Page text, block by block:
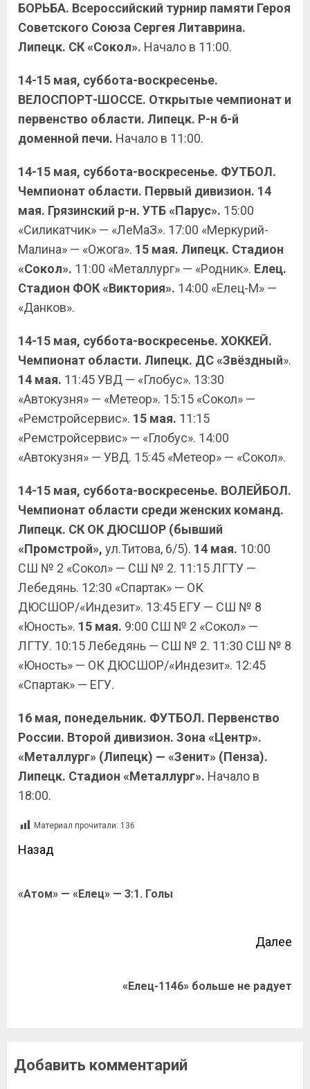
БОРЬБА. Всероссийский турнир памяти Героя
Советского Союза Сергея Литаврина.
Липецк. СК «Сокол». Начало в 11:00.
14-15 мая, суббота-воскресенье.
ВЕЛОСПОРТ-ШОССЕ. Открытые чемпионат и
первенство области. Липецк. Р-н 6-й
доменной печи. Начало в 11:00.
14-15 мая, суббота-воскресенье. ФУТБОЛ.
Чемпионат области. Первый дивизион. 14
мая. Грязинский р-н. УТБ «Парус». 15:00
«Силикатчик» — «ЛеМаЗ». 17:00 «Меркурий-
Малина» — «Ожога». 15 мая. Липецк. Стадион
«Сокол». 11:00 «Металлург» — «Родник». Елец.
Стадион ФОК «Виктория». 14:00 «Елец-М» —
«Данков».
14-15 мая, суббота-воскресенье. ХОККЕЙ.
Чемпионат области. Липецк. ДС «Звёздный».
14 мая. 11:45 УВД — «Глобус». 13:30
«Автокузня» — «Метеор». 15:15 «Сокол» —
«Ремстройсервис». 15 мая. 11:15
«Ремстройсервис» — «Глобус». 14:00
«Автокузня» — УВД. 15:45 «Метеор» — «Сокол».
14-15 мая, суббота-воскресенье. ВОЛЕЙБОЛ.
Чемпионат области среди женских команд.
Липецк. СК ОК ДЮСШОР (бывший
«Промстрой», ул.Титова, 6/5). 14 мая. 10:00
СШ № 2 «Сокол» — СШ № 2. 11:15 ЛГТУ —
Лебедянь. 12:30 «Спартак» — ОК
ДЮСШОР/«Индезит». 13:45 ЕГУ — СШ № 8
«Юность». 15 мая. 9:00 СШ № 2 «Сокол» —
ЛГТУ. 10:15 Лебедянь — СШ № 2. 11:30 СШ № 8
«Юность» — ОК ДЮСШОР/«Индезит». 12:45
«Спартак» — ЕГУ.
16 мая, понедельник. ФУТБОЛ. Первенство
России. Второй дивизион. Зона «Центр».
«Металлург» (Липецк) — «Зенит» (Пенза).
Липецк. Стадион «Металлург». Начало в
18:00.
Материал прочитали: 136
Назад
«Атом» — «Елец» — 3:1. Голы
Далее
«Елец-1146» больше не радует
Добавить комментарий